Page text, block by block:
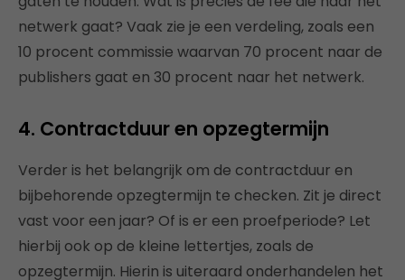
netwerk gaat? Vaak zie je een verdeling, zoals een
10 procent commissie waarvan 70 procent naar de
publishers gaat en 30 procent naar het netwerk.
4. Contractduur en opzegtermijn
Verder is het belangrijk om de contractduur en
bijbehorende opzegtermijn te checken. Zit je direct
vast voor een jaar? Of is er een proefperiode? Let
hierbij ook op de kleine lettertjes, zoals de
opzegtermijn. Hierin is uiteraard onderhandelen het